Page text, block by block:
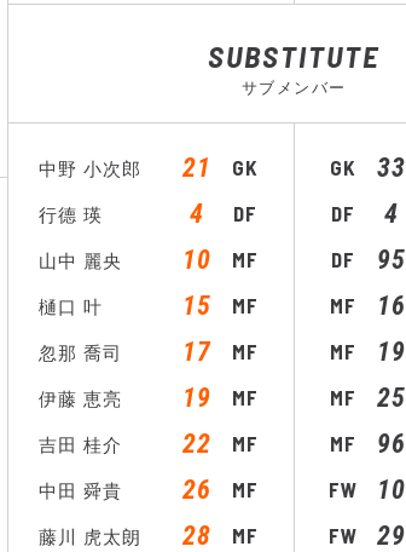
SUBSTITUTE
サブメンバー
中野 小次郎 21 GK
行德 瑛 4 DF
山中 麗央 10 MF
樋口 叶 15 MF
忽那 喬司 17 MF
伊藤 恵亮 19 MF
吉田 桂介 22 MF
中田 舜貴 26 MF
藤川 虎太朗 28 MF
GK 33
DF 4
DF 95
MF 16
MF 19
MF 25
MF 96
FW 10
FW 29